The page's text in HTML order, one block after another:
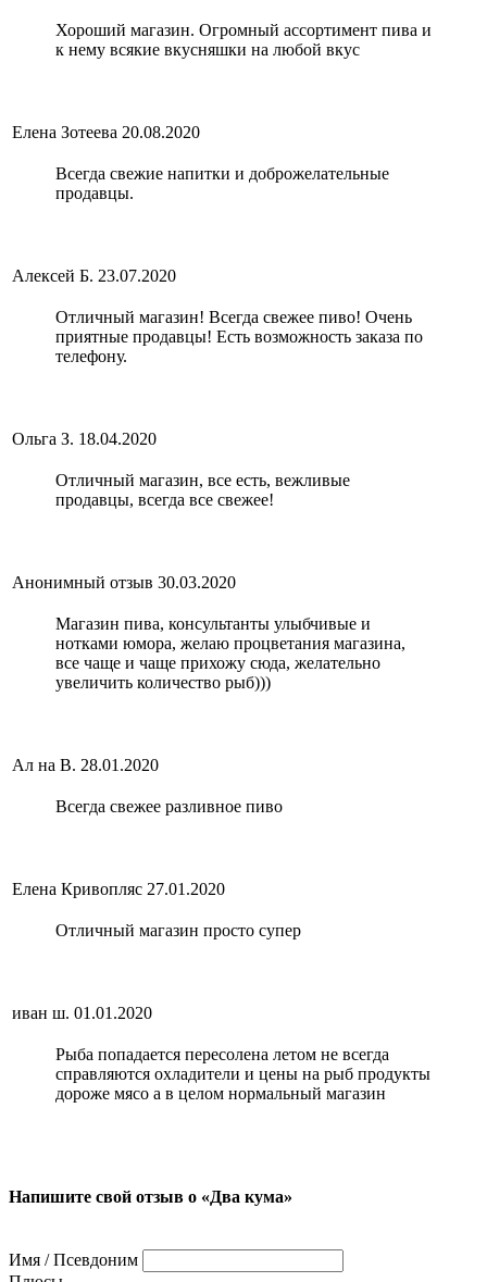
Хороший магазин. Огромный ассортимент пива и
к нему всякие вкусняшки на любой вкус
Елена Зотеева 20.08.2020
Всегда свежие напитки и доброжелательные
продавцы.
Алексей Б. 23.07.2020
Отличный магазин! Всегда свежее пиво! Очень
приятные продавцы! Есть возможность заказа по
телефону.
Ольга З. 18.04.2020
Отличный магазин, все есть, вежливые
продавцы, всегда все свежее!
Анонимный отзыв 30.03.2020
Магазин пива, консультанты улыбчивые и
нотками юмора, желаю процветания магазина,
все чаще и чаще прихожу сюда, желательно
увеличить количество рыб)))
Ал на В. 28.01.2020
Всегда свежее разливное пиво
Елена Кривопляс 27.01.2020
Отличный магазин просто супер
иван ш. 01.01.2020
Рыба попадается пересолена летом не всегда
справляются охладители и цены на рыб продукты
дороже мясо а в целом нормальный магазин
Напишите свой отзыв о «Два кума»
Имя / Псевдоним